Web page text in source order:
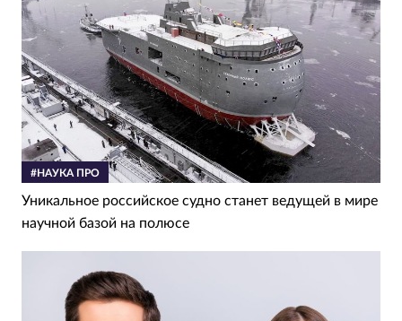
#НАУКА ПРО
Уникальное российское судно станет ведущей в мире
научной базой на полюсе